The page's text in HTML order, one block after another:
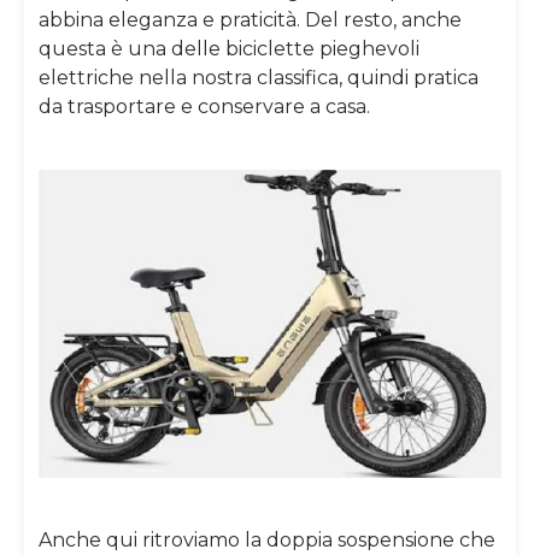
abbina eleganza e praticità. Del resto, anche
questa è una delle biciclette pieghevoli
elettriche nella nostra classifica, quindi pratica
da trasportare e conservare a casa.
Anche qui ritroviamo la doppia sospensione che